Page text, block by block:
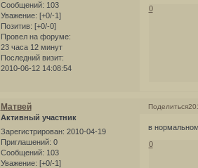
Сообщений: 103
Уважение: [+0/-1]
Позитив: [+0/-0]
Провел на форуме:
23 часа 12 минут
Последний визит:
2010-06-12 14:08:54
0
Поделиться
Матвей
Активный участник
Зарегистрирован: 2010-04-19
Приглашений: 0
Сообщений: 103
Уважение: [+0/-1]
в
0